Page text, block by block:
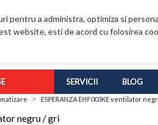
pentru a administra, optimiza si
website, esti de acord cu folosirea
SERVICII BLOG
> ESPERANZA EHF003KE ventilator
negru / gri